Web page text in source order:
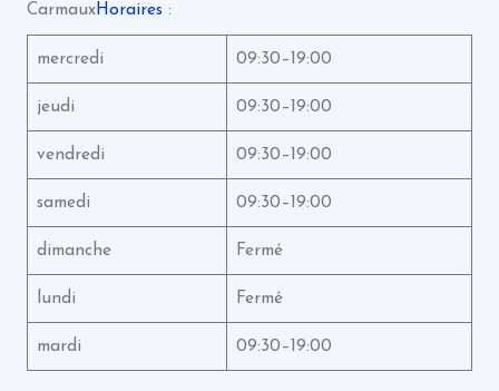
CarmauxHoraires :
mercredi 09:30–19:00
jeudi 09:30–19:00
vendredi 09:30–19:00
samedi 09:30–19:00
dimanche Fermé
lundi Fermé
mardi 09:30–19:00